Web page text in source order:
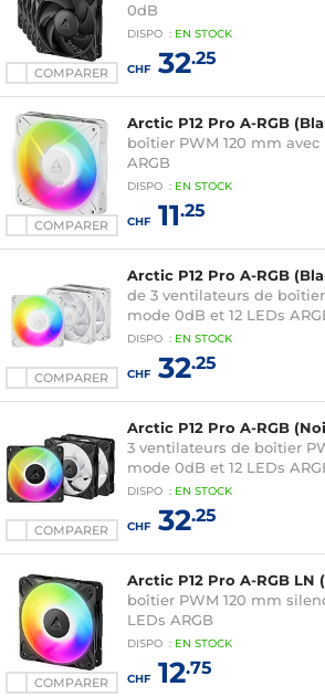
COMPARER
0dB
DISPO : EN STOCK
CHF32.25
COMPARER
Arctic P12 Pro A-RGB
boîtier PWM 120 mm avec
ARGB
DISPO : EN STOCK
CHF11.25
COMPARER
Arctic P12 Pro A-RGB
de 3 ventilateurs de
mode 0dB et 12 LEDs
DISPO : EN STOCK
CHF32.25
COMPARER
Arctic P12 Pro A-RGB
3 ventilateurs de boîtier
mode 0dB et 12 LEDs
DISPO : EN STOCK
CHF32.25
COMPARER
Arctic P12 Pro A-RGB LN
boîtier PWM 120 mm
LEDs ARGB
DISPO : EN STOCK
CHF12.75